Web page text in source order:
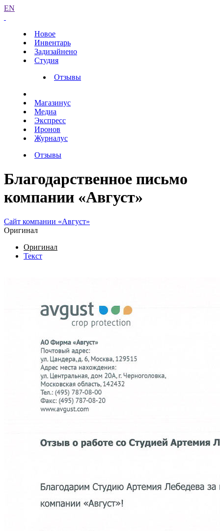
EN
Новое
Инвентарь
Задизайнено
Студия
Отзывы
Магазинус
Медиа
Экспресс
Иронов
Журналус
Отзывы
Благодарственное письмо
компании «Август»
Сайт компании «Август»
Оригинал
Оригинал
Текст